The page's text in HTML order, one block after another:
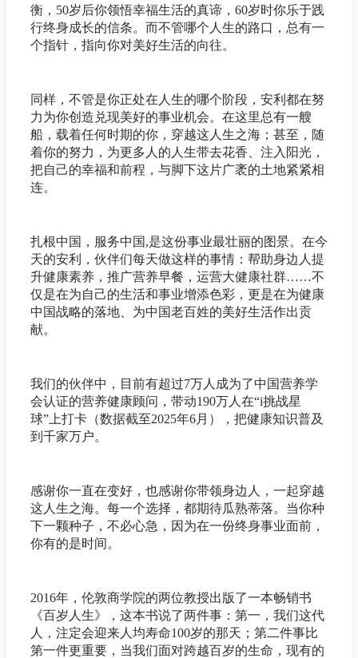
衡，50岁后你领悟幸福生活的真谛，60岁时你乐于践
行终身成长的信条。而不管哪个人生的路口，总有一
个指针，指向你对美好生活的向往。
同样，不管是你正处在人生的哪个阶段，安利都在努
力为你创造兑现美好的事业机会。在这里总有一艘
船，载着任何时期的你，穿越这人生之海；甚至，随
着你的努力，为更多人的人生带去花香、注入阳光，
把自己的幸福和前程，与脚下这片广袤的土地紧紧相
连。
扎根中国，服务中国,是这份事业最壮丽的图景。在今
天的安利，伙伴们每天做这样的事情：帮助身边人提
升健康素养，推广营养早餐，运营大健康社群……不
仅是在为自己的生活和事业增添色彩，更是在为健康
中国战略的落地、为中国老百姓的美好生活作出贡
献。
我们的伙伴中，目前有超过7万人成为了中国营养学
会认证的营养健康顾问，带动190万人在“i挑战星
球”上打卡（数据截至2025年6月），把健康知识普及
到千家万户。
感谢你一直在变好，也感谢你带领身边人，一起穿越
这人生之海。每一个选择，都期待瓜熟蒂落。当你种
下一颗种子，不必心急，因为在一份终身事业面前，
你有的是时间。
2016年，伦敦商学院的两位教授出版了一本畅销书
《百岁人生》，这本书说了两件事：第一，我们这代
人，注定会迎来人均寿命100岁的那天；第二件事比
第一件更重要，当我们面对跨越百岁的生命，现有的